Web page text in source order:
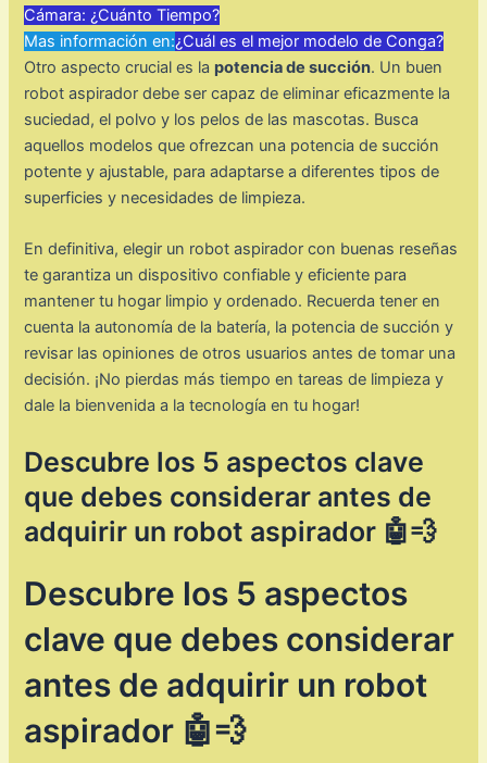
Cámara: ¿Cuánto Tiempo?
Mas información en:¿Cuál es el mejor modelo de Conga?
Otro aspecto crucial es la potencia de succión. Un buen
robot aspirador debe ser capaz de eliminar eficazmente la
suciedad, el polvo y los pelos de las mascotas. Busca
aquellos modelos que ofrezcan una potencia de succión
potente y ajustable, para adaptarse a diferentes tipos de
superficies y necesidades de limpieza.
En definitiva, elegir un robot aspirador con buenas reseñas
te garantiza un dispositivo confiable y eficiente para
mantener tu hogar limpio y ordenado. Recuerda tener en
cuenta la autonomía de la batería, la potencia de succión y
revisar las opiniones de otros usuarios antes de tomar una
decisión. ¡No pierdas más tiempo en tareas de limpieza y
dale la bienvenida a la tecnología en tu hogar!
Descubre los 5 aspectos clave
que debes considerar antes de
adquirir un robot aspirador 🤖💨
Descubre los 5 aspectos
clave que debes considerar
antes de adquirir un robot
aspirador 🤖💨